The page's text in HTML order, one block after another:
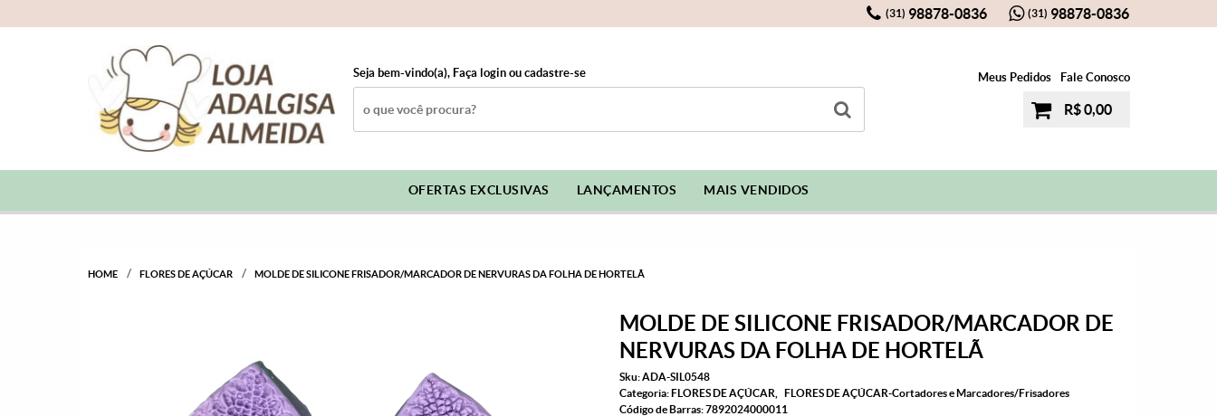
(31) 98878-0836 (31) 98878-0836
Seja bem-vindo(a), Faça login ou cadastre-se Meus Pedidos Fale Conosco
R$ 0,00
OFERTAS EXCLUSIVAS LANÇAMENTOS MAIS VENDIDOS
HOME FLORES DE AÇÚCAR MOLDE DE SILICONE FRISADOR/MARCADOR DE NERVURAS DA FOLHA DE HORTELÃ
MOLDE DE SILICONE FRISADOR/MARCADOR DE
NERVURAS DA FOLHA DE HORTELÃ
Sku:ADA-SIL0548
Categoria:FLORES DE AÇÚCAR
FLORES DE AÇÚCAR-Cortadores e Marcadores/Frisadores
Código de Barras:7892024000011